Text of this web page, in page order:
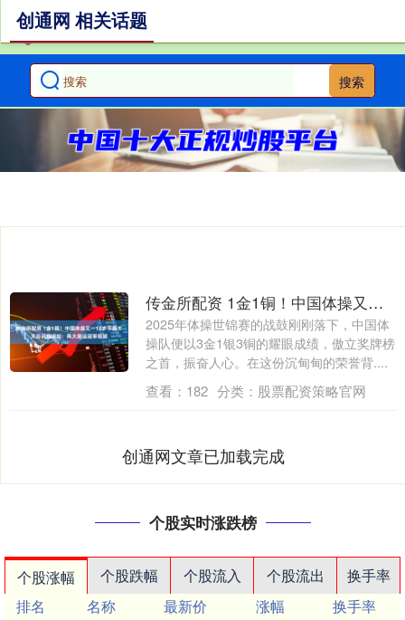
搜索
创通网 相关话题
传金所配资 1金1铜！中国体操又一18岁平衡木天后闪耀崛起：两大奥运冠军祝贺
2025年体操世锦赛的战鼓刚刚落下，中国体
操队便以3金1银3铜的耀眼成绩，傲立奖牌榜
之首，振奋人心。在这份沉甸甸的荣誉背....
查看： 182 分类： 股票配资策略官网
创通网文章已加载完成
个股实时涨跌榜
个股涨幅 个股跌幅 个股流入 个股流出
换手率
排名
名称 最新价 涨幅
换手率